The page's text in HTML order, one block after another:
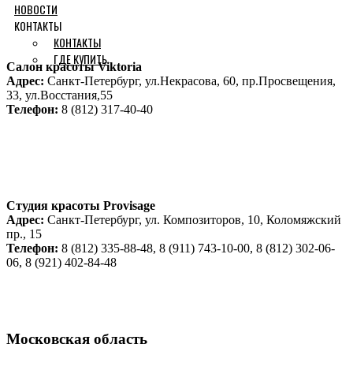
НОВОСТИ
КОНТАКТЫ
КОНТАКТЫ
ГДЕ КУПИТЬ
Салон красоты Viktoria
Адрес: Санкт-Петербург, ул.Некрасова, 60, пр.Просвещения,
33, ул.Восстания,55
Телефон: 8 (812) 317-40-40
Студия красоты Provisage
Адрес: Санкт-Петербург, ул. Композиторов, 10, Коломяжский
пр., 15
Телефон: 8 (812) 335-88-48, 8 (911) 743-10-00, 8 (812) 302-06-
06, 8 (921) 402-84-48
Московская область